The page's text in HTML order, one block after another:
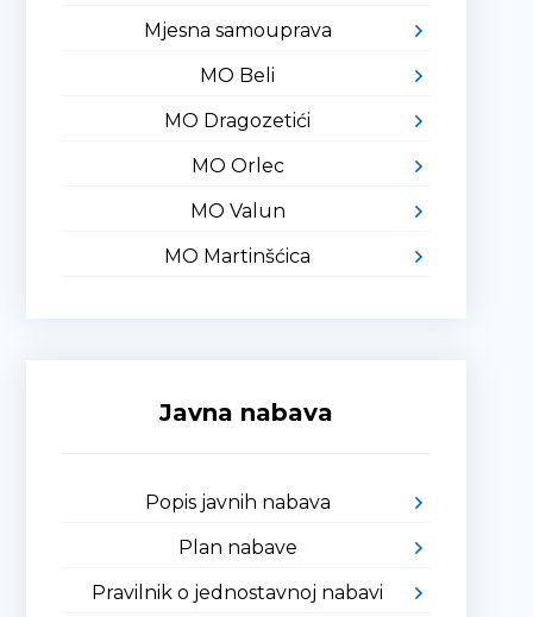
Mjesna samouprava
MO Beli
MO Dragozetići
MO Orlec
MO Valun
MO Martinšćica
Javna nabava
Popis javnih nabava
Plan nabave
Pravilnik o jednostavnoj nabavi